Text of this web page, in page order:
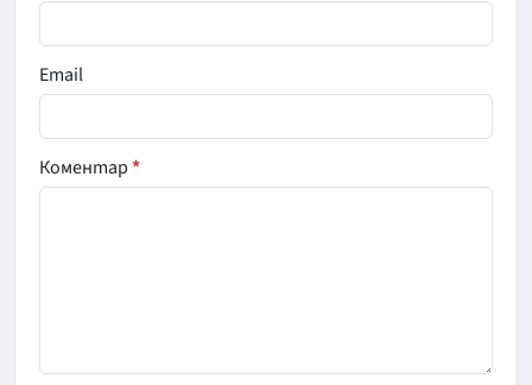
Email
Коментар*